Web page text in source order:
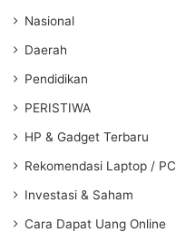
Nasional
Daerah
Pendidikan
PERISTIWA
HP & Gadget Terbaru
Rekomendasi Laptop / PC
Investasi & Saham
Cara Dapat Uang Online